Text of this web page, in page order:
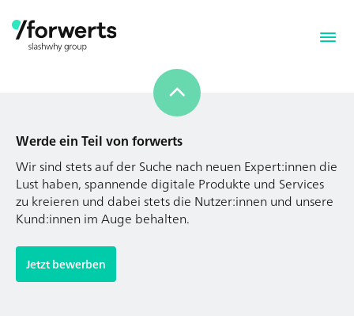
Werde ein Teil von forwerts
Wir sind stets auf der Suche nach neuen Expert:innen die
Lust haben, spannende digitale Produkte und Services
zu kreieren und dabei stets die Nutzer:innen und unsere
Jetzt bewerben
Tel. Zentrale: +49 (69) 27273681
E-Mail: kontakt@forwerts.com
Werde ein Teil von forwerts
Wir sind stets auf der Suche nach neuen Expert:innen die
Lust haben, spannende digitale Produkte und Services
zu kreieren und dabei stets die Nutzer:innen und unsere
Kund:innen im Auge behalten.
Jetzt bewerben